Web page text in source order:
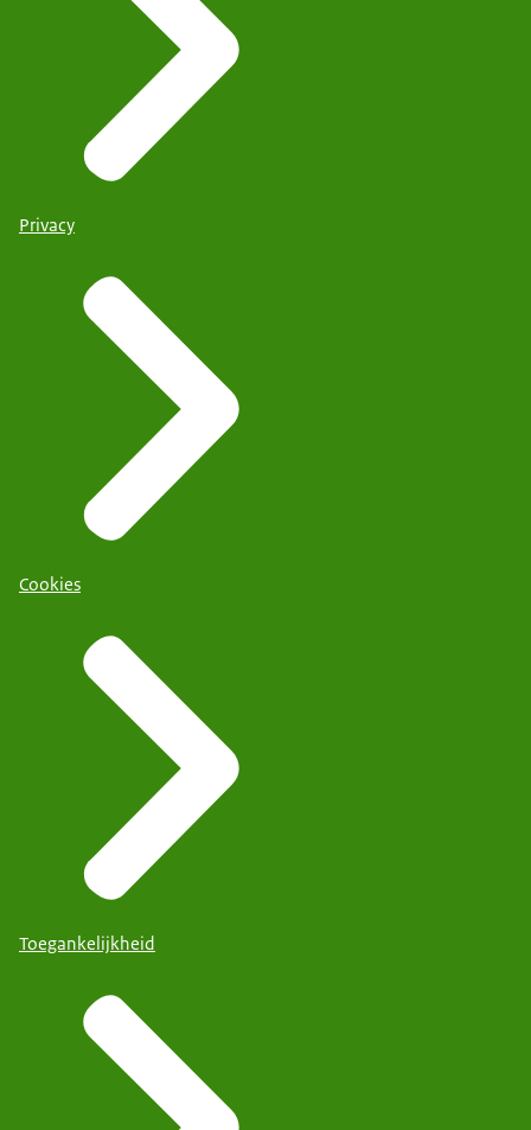
Privacy
Cookies
Toegankelijkheid